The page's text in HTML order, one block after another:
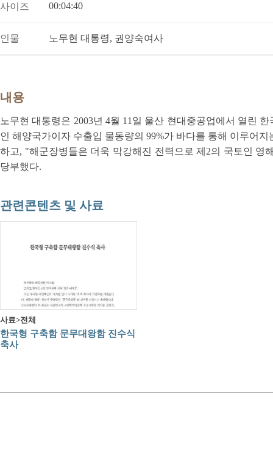
사이즈 00:04:40
인물 노무현 대통령, 권양숙여사
내용
노무현 대통령은 2003년 4월 11일 울산 현대중공업에서 열린
인 해양국가이자 수출입 물동량의 99%가 바다를 통해 이루어
하고, "해군장병들은 더욱 막강해진 전력으로 제2의 국토인
당부했다.
관련콘텐츠 및 사료
사료>전체
한국형 구축함 문무대왕함 진수식
축사